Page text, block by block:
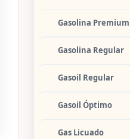
Gasolina Premium
Gasolina Regular
Gasoil Regular
Gasoil Óptimo
Gas Licuado